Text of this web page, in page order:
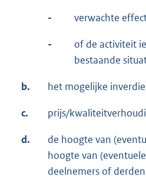
- verwachte
-
of de activiteit
bestaande
b. het mogelijke
c. prijs/
d.
de hoogte van
hoogte van
deelnemers of